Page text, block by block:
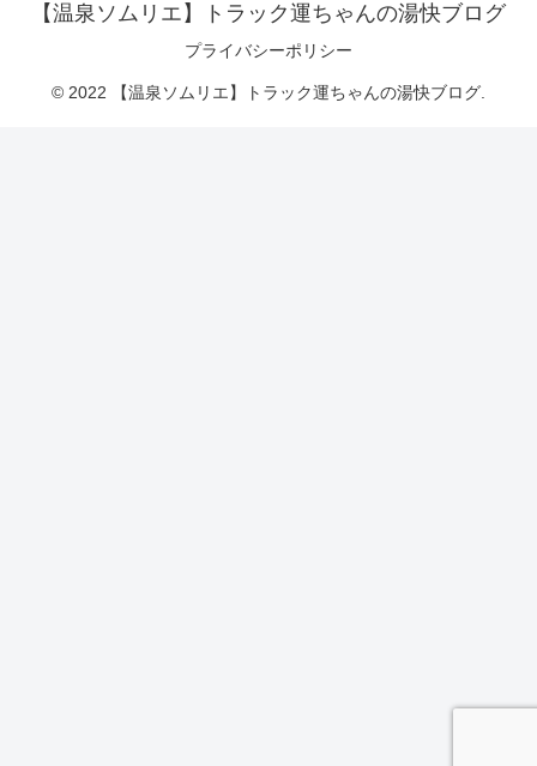
【温泉ソムリエ】トラック運ちゃんの湯快ブログ
プライバシーポリシー
© 2022 【温泉ソムリエ】トラック運ちゃんの湯快ブログ.